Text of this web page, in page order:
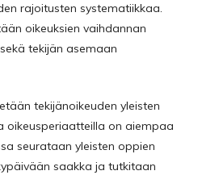
rajoitusten systema­tiikkaa.
oikeuksien vaihdannan
tekijän asemaan
tekijänoikeuden yleisten
oikeusperiaatteilla on aiempaa
seurataan yleisten oppien
saakka ja tutkitaan